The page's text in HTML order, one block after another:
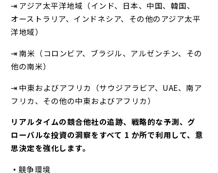
⇥ アジア太平洋地域（インド、日本、中国、韓国、
オーストラリア、インドネシア、その他のアジア太平
洋地域）
⇥ 南米（コロンビア、ブラジル、アルゼンチン、その
他の南米）
⇥ 中東およびアフリカ（サウジアラビア、UAE、南ア
フリカ、その他の中東およびアフリカ）
リアルタイムの競合他社の追跡、戦略的な予測、グ
ローバルな投資の洞察をすべて 1 か所で利用して、意
思決定を強化します。
競争環境